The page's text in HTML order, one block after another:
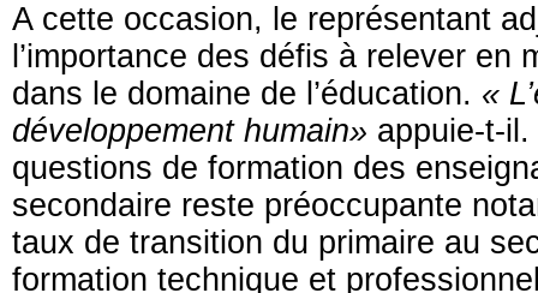
A cette occasion, le représentant
l’importance des défis à relever en
dans le domaine de l’éducation. «
développement humain» appuie-t-
questions de formation des
secondaire reste préoccupante
taux de transition du primaire au
formation technique et